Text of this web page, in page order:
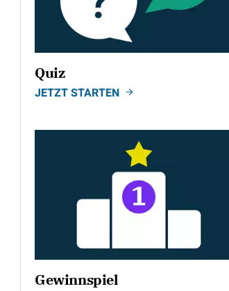
Quiz
JETZT STARTEN
Gewinnspiel